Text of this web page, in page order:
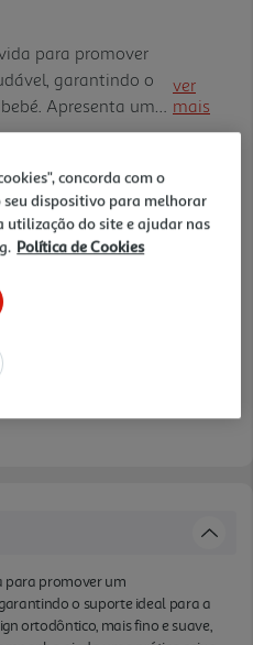
para promover
garantindo o
Apresenta um
suave, para um
pode ser
de forma rápida
ver
mais
para promover um
o suporte ideal para a
ortodôntico, mais fino e suave,
concorda com o
dispositivo para melhorar
utilização do site e ajudar nas
Política de Cookies